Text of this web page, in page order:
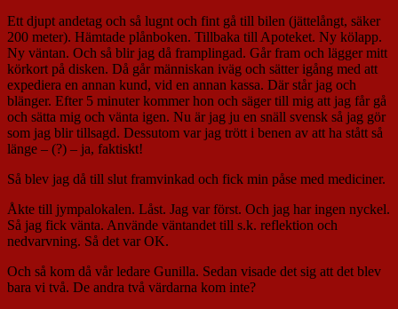
Ett djupt andetag och så lugnt och fint gå till bilen (jättelångt, säker
200 meter). Hämtade plånboken. Tillbaka till Apoteket. Ny kölapp.
Ny väntan. Och så blir jag då framplingad. Går fram och lägger mitt
körkort på disken. Då går människan iväg och sätter igång med att
expediera en annan kund, vid en annan kassa. Där står jag och
blänger. Efter 5 minuter kommer hon och säger till mig att jag får gå
och sätta mig och vänta igen. Nu är jag ju en snäll svensk så jag gör
som jag blir tillsagd. Dessutom var jag trött i benen av att ha stått så
länge – (?) – ja, faktiskt!
Så blev jag då till slut framvinkad och fick min påse med mediciner.
Åkte till jympalokalen. Låst. Jag var först. Och jag har ingen nyckel.
Så jag fick vänta. Använde väntandet till s.k. reflektion och
nedvarvning. Så det var OK.
Och så kom då vår ledare Gunilla. Sedan visade det sig att det blev
bara vi två. De andra två värdarna kom inte?